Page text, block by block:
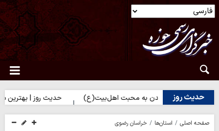
حدیث روز
راه نزدیک شدن به محبت اهل‌بیت(ع) حدیث روز | بهترین سرمایه
صفحه اصلی استان‌ها
خراسان رضوی